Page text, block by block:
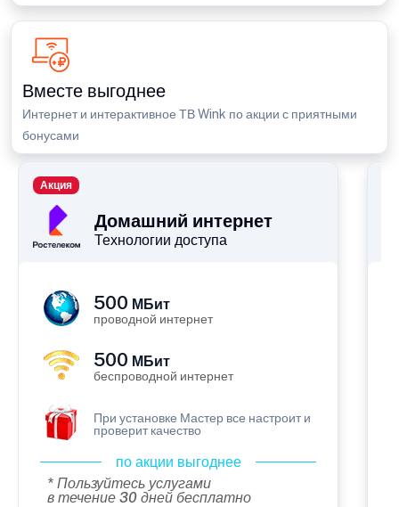
Вместе выгоднее
Интернет и интерактивное ТВ Wink по акции с приятными
бонусами
Домашний интернет
Технологии доступа
Акция
500 МБит
проводной интернет
500 МБит
беспроводной интернет
При установке Мастер все настроит и
проверит качество
по акции выгоднее
* Пользуйтесь услугами
в течение 30 дней бесплатно